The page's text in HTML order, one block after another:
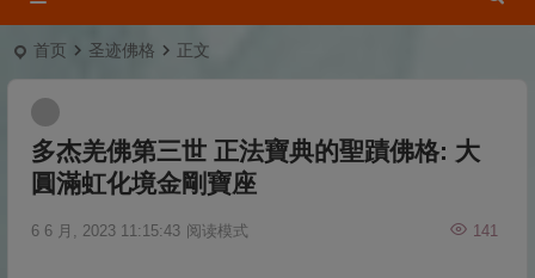
首页 圣迹佛格 正文
多杰羌佛第三世 正法寶典的聖蹟佛格: 大
圓滿虹化境金剛寶座
6 6 月, 2023 11:15:43 141
阅读模式